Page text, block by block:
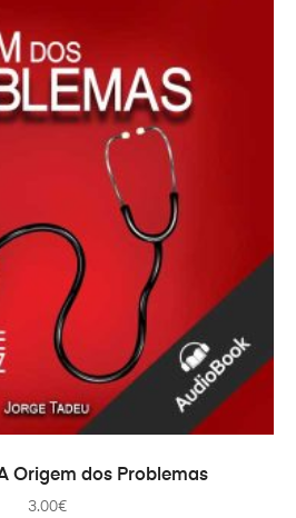
ADICIONAR
Origem dos Problemas
3.00€